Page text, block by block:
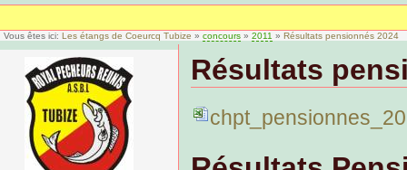
Vous êtes ici: Les étangs de Coeurcq Tubize » concours » 2011 » Résultats pensionnés 2024
Résultats